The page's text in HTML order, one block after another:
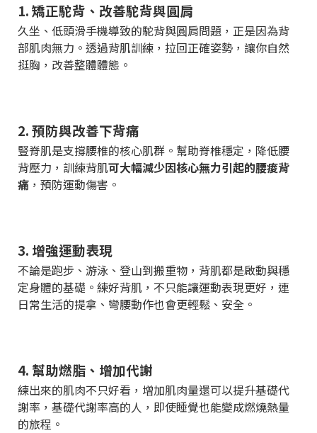
1. 矯正駝背、改善駝背與圓肩
久坐、低頭滑手機導致的駝背與圓肩問題，正是因為背
部肌肉無力。透過背肌訓練，拉回正確姿勢，讓你自然
挺胸，改善整體體態。
2. 預防與改善下背痛
豎脊肌是支撐腰椎的核心肌群。幫助脊椎穩定，降低腰
背壓力，訓練背肌可大幅減少因核心無力引起的腰痠背
痛 ，預防運動傷害。
3. 增強運動表現
不論是跑步、游泳、登山到搬重物，背肌都是啟動與穩
定身體的基礎。練好背肌，不只能讓運動表現更好，連
日常生活的提拿、彎腰動作也會更輕鬆、安全。
4. 幫助燃脂、增加代謝
練出來的肌肉不只好看，增加肌肉量還可以提升基礎代
謝率，基礎代謝率高的人，即使睡覺也能變成燃燒熱量
的旅程。